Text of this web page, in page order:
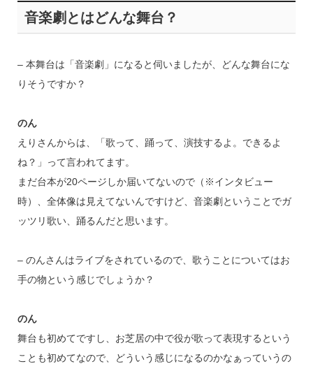
音楽劇とはどんな舞台？
– 本舞台は「音楽劇」になると伺いましたが、どんな舞台にな
りそうですか？
のん
えりさんからは、「歌って、踊って、演技するよ。できるよ
ね？」って言われてます。
まだ台本が20ページしか届いてないので（※インタビュー
時）、全体像は見えてないんですけど、音楽劇ということでガ
ッツリ歌い、踊るんだと思います。
– のんさんはライブをされているので、歌うことについてはお
手の物という感じでしょうか？
のん
舞台も初めてですし、お芝居の中で役が歌って表現するという
ことも初めてなので、どういう感じになるのかなぁっていうの